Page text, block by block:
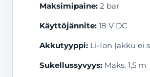
Maksimipaine: 2 bar
Käyttöjännite: 18 V DC
Akkutyyppi: Li-Ion (akku ei
Sukellussyvyys: Maks. 1,5 m